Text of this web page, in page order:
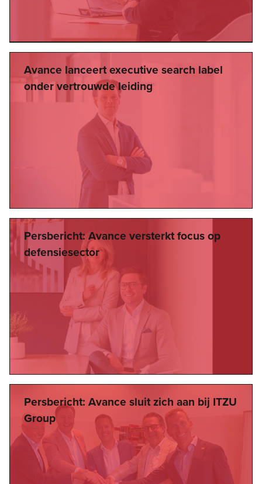
Avance lanceert executive search label
onder vertrouwde leiding
Persbericht: Avance versterkt focus op
defensiesector
Persbericht: Avance sluit zich aan bij ITZU
Group